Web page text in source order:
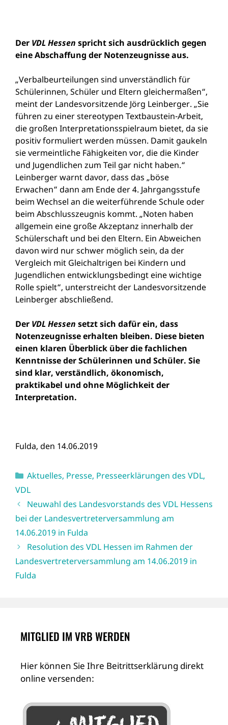
Der VDL Hessen spricht sich ausdrücklich gegen
eine Abschaffung der Notenzeugnisse aus.
„Verbalbeurteilungen sind unverständlich für
Schülerinnen, Schüler und Eltern gleichermaßen“,
meint der Landesvorsitzende Jörg Leinberger. „Sie
führen zu einer stereotypen Textbaustein-Arbeit,
die großen Interpretationsspielraum bietet, da sie
positiv formuliert werden müssen. Damit gaukeln
sie vermeintliche Fähigkeiten vor, die die Kinder
und Jugendlichen zum Teil gar nicht haben.“
Leinberger warnt davor, dass das „böse
Erwachen“ dann am Ende der 4. Jahrgangsstufe
beim Wechsel an die weiterführende Schule oder
beim Abschlusszeugnis kommt. „Noten haben
allgemein eine große Akzeptanz innerhalb der
Schülerschaft und bei den Eltern. Ein Abweichen
davon wird nur schwer möglich sein, da der
Vergleich mit Gleichaltrigen bei Kindern und
Jugendlichen entwicklungsbedingt eine wichtige
Rolle spielt“, unterstreicht der Landesvorsitzende
Leinberger abschließend.
Der VDL Hessen setzt sich dafür ein, dass
Notenzeugnisse erhalten bleiben. Diese bieten
einen klaren Überblick über die fachlichen
Kenntnisse der Schülerinnen und Schüler. Sie
sind klar, verständlich, ökonomisch,
praktikabel und ohne Möglichkeit der
Interpretation.
Fulda, den 14.06.2019
Kategorien
Aktuelles, Presse, Presseerklärungen des VDL,
VDL
Neuwahl des Landesvorstands des VDL Hessens
bei der Landesvertreterversammlung am
14.06.2019 in Fulda
Resolution des VDL Hessen im Rahmen der
Landesvertreterversammlung am 14.06.2019 in
Fulda
MITGLIED IM VRB WERDEN
Hier können Sie Ihre Beitrittserklärung direkt
online versenden: